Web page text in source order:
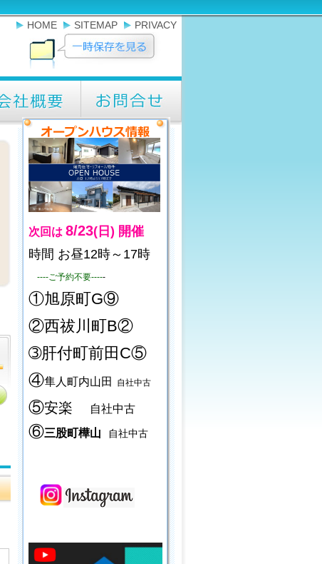
HOME SITEMAP PRIVACY
次回は 8/23(日) 開催
時間 お昼12時～17時
----ご予約不要-----
①旭原町G⑨
②西祓川町B②
➂肝付町前田C⑤
④隼人町内山田 自社中古
⑤安楽 自社中古
⑥三股町樺山 自社中古